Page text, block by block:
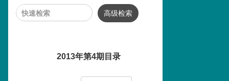
高级检索
2013年第4期目录